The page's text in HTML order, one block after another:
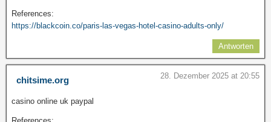
References:
https://blackcoin.co/paris-las-vegas-hotel-casino-adults-only/
Antworten
chitsime.org 28. Dezember 2025 at 20:55
casino online uk paypal